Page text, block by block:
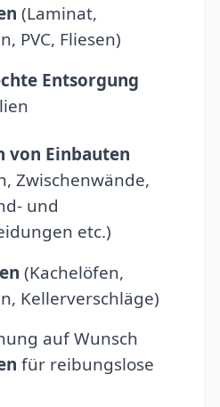
(Laminat,
PVC, Fliesen)
Entsorgung
von Einbauten
Zwischenwände,
und
etc.)
(Kachelöfen,
Kellerverschläge)
auf Wunsch
für reibungslose